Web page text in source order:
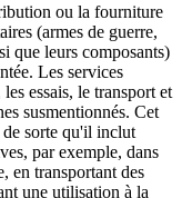
ou la fourniture
(armes de guerre,
que leurs composants)
Les services
essais, le transport et
susmentionnés. Cet
sorte qu'il inclut
par exemple, dans
en transportant des
une utilisation à la